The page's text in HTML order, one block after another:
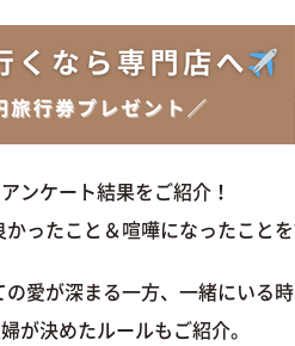
ンケート結果をご紹介！
ったこと＆喧嘩になったこと
愛が深まる一方、一緒にいる
が決めたルールもご紹介。